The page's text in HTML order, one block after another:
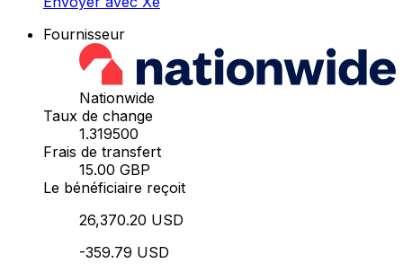
Fournisseur
Nationwide
Taux de change
1.319500
Frais de transfert
15.00 GBP
Le bénéficiaire reçoit
26,370.20 USD
-359.79 USD